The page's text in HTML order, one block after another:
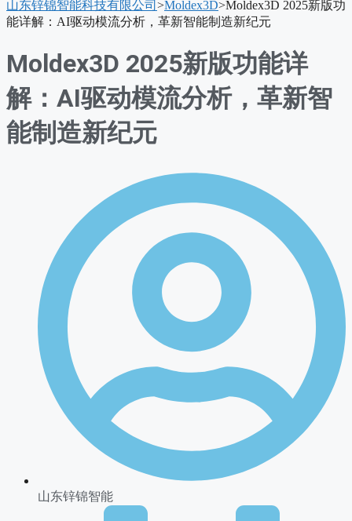
单
山东锌锦智能科技有限公司 >Moldex3D>Moldex3D 2025新版功
能详解：AI驱动模流分析，革新智能制造新纪元
Moldex3D 2025新版功能详
解：AI驱动模流分析，革新智
能制造新纪元
山东锌锦智能